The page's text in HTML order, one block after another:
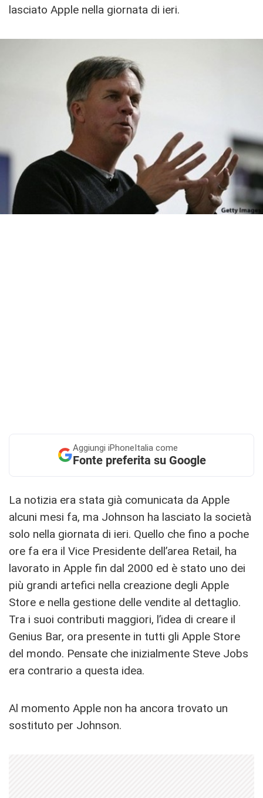
lasciato Apple nella giornata di ieri.
Aggiungi iPhoneItalia come
Fonte preferita su Google
La notizia era stata già comunicata da Apple
alcuni mesi fa, ma Johnson ha lasciato la società
solo nella giornata di ieri. Quello che fino a poche
ore fa era il Vice Presidente dell’area Retail, ha
lavorato in Apple fin dal 2000 ed è stato uno dei
più grandi artefici nella creazione degli Apple
Store e nella gestione delle vendite al dettaglio.
Tra i suoi contributi maggiori, l’idea di creare il
Genius Bar, ora presente in tutti gli Apple Store
del mondo. Pensate che inizialmente Steve Jobs
era contrario a questa idea.
Al momento Apple non ha ancora trovato un
sostituto per Johnson.